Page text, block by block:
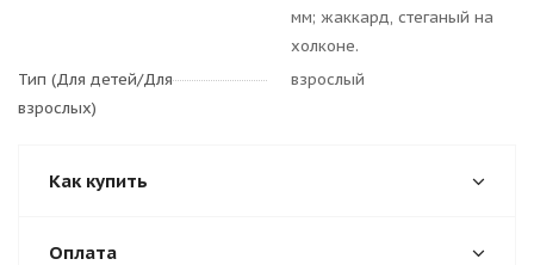
мм; жаккард, стеганый на
холконе.
Тип (Для детей/Для
взрослых)
взрослый
Как купить
Оплата